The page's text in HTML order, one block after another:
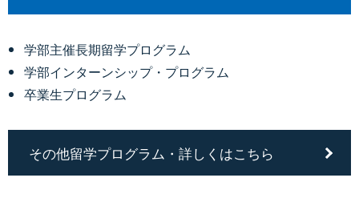
学部主催長期留学プログラム
学部インターンシップ・プログラム
卒業生プログラム
その他留学プログラム・詳しくはこちら